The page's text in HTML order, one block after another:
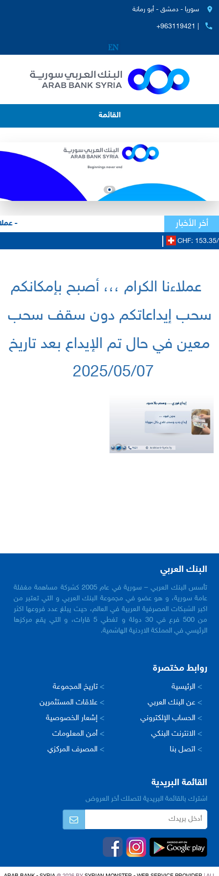
سوريا - دمشق - أبو رمانة
+963119421 |
القائمة
أخر الأخبار -
CHF:
عملاءنا الكرام ،،، أصبح بإمكانكم
سحب إيداعاتكم دون سقف سحب
معين في حال تم الإيداع بعد تاريخ
2025/05/07
البنك العربي
تأسس البنك العربي – سورية في عام 2005 كشركة مساهمة مغفلة
عامة سورية، و هو عضو في مجموعة البنك العربي و التي تعتبر من
اكبر الشبكات المصرفية العربية في العالم، حيث يبلغ عدد فروعها اكثر
من 500 فرع في 30 دولة و تغطي 5 قارات، و التي يقع مركزها
الرئيسي في المملكة الاردنية الهاشمية.
روابط مختصرة
> الرئيسية > تاريخ المجموعة
> عن البنك العربي > علاقات المستثمرين
> الحساب الإلكتروني > إشعار الخصوصية
> الانترنت البنكي > أمن المعلومات
> اتصل بنا > المصرف المركزي
القائمة البريدية
اشترك بالقائمة البريدية لتصلك أخر العروض